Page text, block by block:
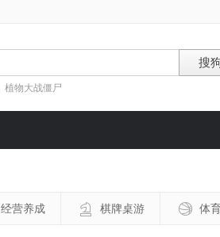
植物大战僵尸
经营养成 棋牌桌游 体